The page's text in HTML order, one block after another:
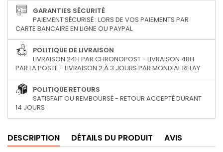
GARANTIES SÉCURITÉ
PAIEMENT SÉCURISÉ : LORS DE VOS PAIEMENTS PAR
CARTE BANCAIRE EN LIGNE OU PAYPAL
POLITIQUE DE LIVRAISON
LIVRAISON 24H PAR CHRONOPOST - LIVRAISON 48H
PAR LA POSTE - LIVRAISON 2 À 3 JOURS PAR MONDIAL RELAY
POLITIQUE RETOURS
SATISFAIT OU REMBOURSÉ - RETOUR ACCEPTÉ DURANT
14 JOURS
DESCRIPTION DÉTAILS DU PRODUIT AVIS